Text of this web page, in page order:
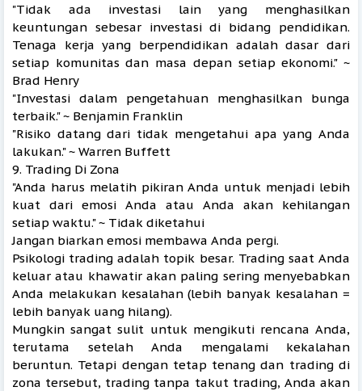
"Tidak ada investasi lain yang menghasilkan
keuntungan sebesar investasi di bidang pendidikan.
Tenaga kerja yang berpendidikan adalah dasar dari
setiap komunitas dan masa depan setiap ekonomi." ~
Brad Henry
"Investasi dalam pengetahuan menghasilkan bunga
terbaik." ~ Benjamin Franklin
"Risiko datang dari tidak mengetahui apa yang Anda
lakukan." ~ Warren Buffett
9. Trading Di Zona
"Anda harus melatih pikiran Anda untuk menjadi lebih
kuat dari emosi Anda atau Anda akan kehilangan
setiap waktu." ~ Tidak diketahui
Jangan biarkan emosi membawa Anda pergi.
Psikologi trading adalah topik besar. Trading saat Anda
keluar atau khawatir akan paling sering menyebabkan
Anda melakukan kesalahan (lebih banyak kesalahan =
lebih banyak uang hilang).
Mungkin sangat sulit untuk mengikuti rencana Anda,
terutama setelah Anda mengalami kekalahan
beruntun. Tetapi dengan tetap tenang dan trading di
zona tersebut, trading tanpa takut trading, Anda akan